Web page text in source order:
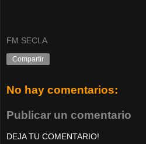
FM SECLA
Compartir
No hay comentarios:
Publicar un comentario
DEJA TU COMENTARIO!